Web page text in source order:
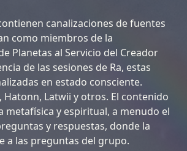
canalizaciones de fuentes
como miembros de la
Planetas al Servicio del Creador
de las sesiones de Ra, estas
en estado consciente.
Hatonn, Latwii y otros. El contenido
metafísica y espiritual, a menudo el
y respuestas, donde la
a las preguntas del grupo.